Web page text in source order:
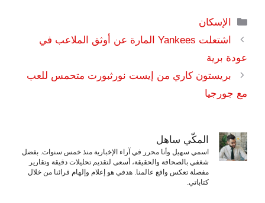
التصنيفات
الإسكان
اشتعلت Yankees المارة عن أوثق الملاعب في
عودة برية
بريستون كاري من إيست نورثبورت متحمس للعب
مع جورجيا
المكّي ساهل
اسمي سهيل وأنا محرر في آراء الإخبارية منذ خمس سنوات. بفضل
شغفي بالصحافة والحقيقة، أسعى لتقديم تحليلات دقيقة وتقارير
مفصلة تعكس واقع عالمنا. هدفي هو إعلام وإلهام قرائنا من خلال
كتاباتي.